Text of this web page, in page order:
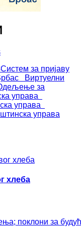
Систем за пријаву
Виртуелни
за
управа
управа
управа
хлеба